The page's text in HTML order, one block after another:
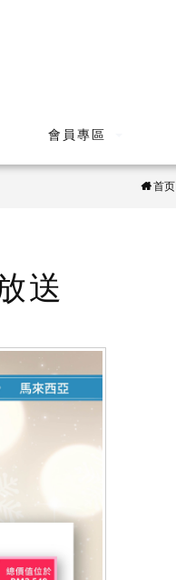
會員專區
首页
送